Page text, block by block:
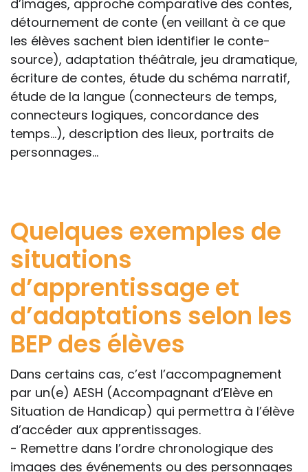
d’images, approche comparative des contes,
détournement de conte (en veillant à ce que
les élèves sachent bien identifier le conte-
source), adaptation théâtrale, jeu dramatique,
écriture de contes, étude du schéma narratif,
étude de la langue (connecteurs de temps,
connecteurs logiques, concordance des
temps...), description des lieux, portraits de
personnages…
Quelques exemples de
situations
d’apprentissage et
d’adaptations selon les
BEP des élèves
Dans certains cas, c’est l’accompagnement
par un(e) AESH (Accompagnant d’Elève en
Situation de Handicap) qui permettra à l’élève
d’accéder aux apprentissages.
- Remettre dans l’ordre chronologique des
images des événements ou des personnages